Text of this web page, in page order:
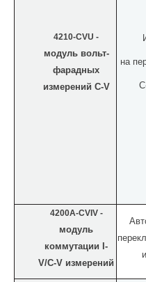
4210-CVU -
модуль вольт-
фарадных
измерений C-V
на
C
4200A-CVIV -
модуль
коммутации
-
V/C-V измерений